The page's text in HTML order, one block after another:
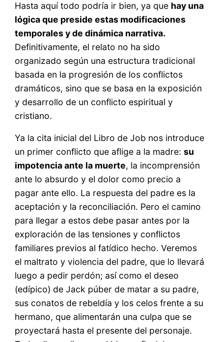
Hasta aquí todo podría ir bien, ya que hay una
lógica que preside estas modificaciones
temporales y de dinámica narrativa.
Definitivamente, el relato no ha sido
organizado según una estructura tradicional
basada en la progresión de los conflictos
dramáticos, sino que se basa en la exposición
y desarrollo de un conflicto espiritual y
cristiano.
Ya la cita inicial del Libro de Job nos introduce
un primer conflicto que aflige a la madre:su
impotencia ante la muerte, la incomprensión
ante lo absurdo y el dolor como precio a
pagar ante ello. La respuesta del padre es la
aceptación y la reconciliación. Pero el camino
para llegar a estos debe pasar antes por la
exploración de las tensiones y conflictos
familiares previos al fatídico hecho. Veremos
el maltrato y violencia del padre, que lo llevará
luego a pedir perdón; así como el deseo
(edípico) de Jack púber de matar a su padre,
sus conatos de rebeldía y los celos frente a su
hermano, que alimentarán una culpa que se
proyectará hasta el presente del personaje.